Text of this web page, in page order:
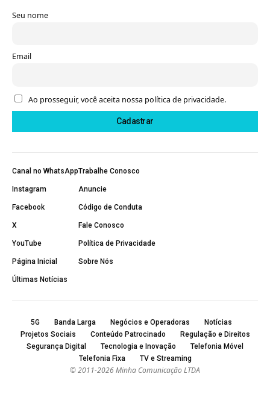
Seu nome
Email
Ao prosseguir, você aceita nossa política de privacidade.
Canal no WhatsApp
Instagram
Facebook
X
YouTube
Página Inicial
Últimas Notícias
Trabalhe Conosco
Anuncie
Código de Conduta
Fale Conosco
Política de Privacidade
Sobre Nós
5G Banda Larga Negócios e Operadoras
Notícias
Projetos Sociais
Conteúdo Patrocinado
Regulação e Direitos
Segurança Digital
Tecnologia e Inovação
Telefonia Móvel
Telefonia Fixa
TV e Streaming
© 2011-2026 Minha Comunicação LTDA